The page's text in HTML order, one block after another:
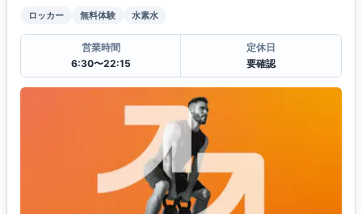
ロッカー 無料体験 水素水
営業時間
6:30〜22:15
定休日
要確認